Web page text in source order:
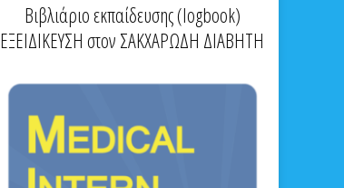
Βιβλιάριο εκπαίδευσης (logbook)
ΕΞΕΙΔΙΚΕΥΣΗ στον ΣΑΚΧΑΡΩΔΗ ΔΙΑΒΗΤΗ